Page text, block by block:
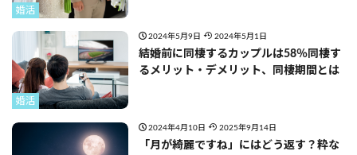
婚活
婚活
2024年5月9日 2024年5月1日
結婚前に同棲するカップルは58％同棲す
るメリット・デメリット、同棲期間とは
2024年4月10日 2025年9月14日
「月が綺麗ですね」にはどう返す？粋な